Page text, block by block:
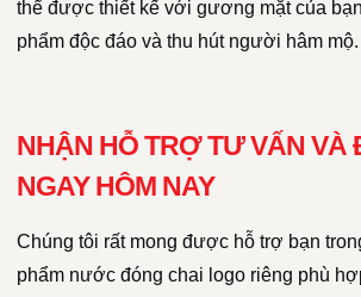
thể được thiết kế với gương mặt của
phẩm độc đáo và thu hút người hâm mộ.
NHẬN HỖ TRỢ TƯ VẤN VÀ
NGAY HÔM NAY
Chúng tôi rất mong được hỗ trợ bạn
phẩm nước đóng chai logo riêng phù